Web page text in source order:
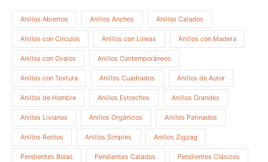
Anillos Abiertos Anillos Anchos Anillos Calados
Anillos con Círculos Anillos con Líneas Anillos con Madera
Anillos con Ovalos Anillos Contemporáneos
Anillos con Textura Anillos Cuadrados Anillos de Autor
Anillos de Hombre Anillos Estrechos Anillos Grandes
Anillos Livianos Anillos Orgánicos Anillos Patinados
Anillos Rectos Anillos Simples Anillos Zigzag
Pendientes Bolas Pendientes Calados Pendientes Clásicos